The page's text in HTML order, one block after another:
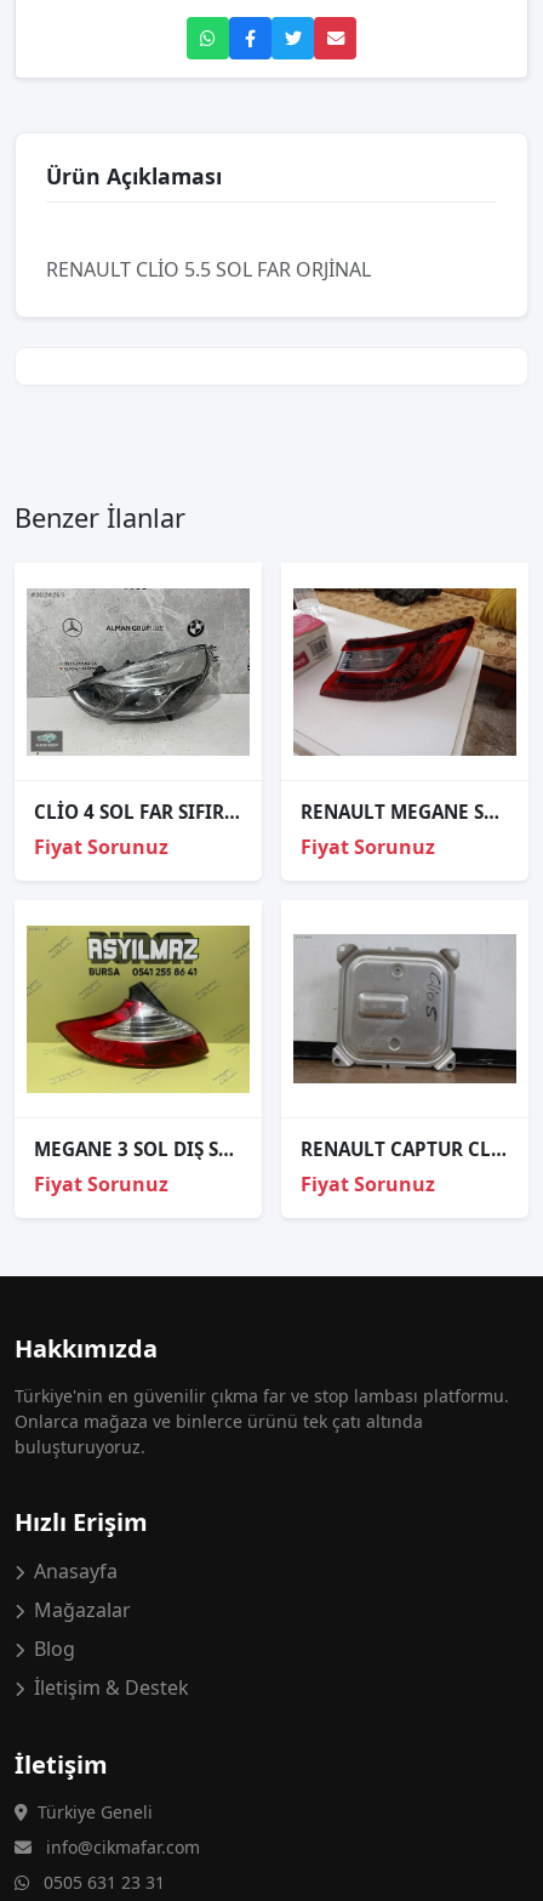
Ürün Açıklaması
RENAULT CLİO 5.5 SOL FAR ORJİNAL
Benzer İlanlar
CLİO 4 SOL FAR SIFIR ORJİNAL
Fiyat Sorunuz
RENAULT MEGANE SAG ARKA STOP
Fiyat Sorunuz
MEGANE 3 SOL DIŞ STOP SIFIR İTHAL
Fiyat Sorunuz
RENAULT CAPTUR CLİO MEGANE TALİSMAN FAR BEYNİ 260556623R
Fiyat Sorunuz
Hakkımızda
Türkiye'nin en güvenilir çıkma far ve stop lambası platformu.
Onlarca mağaza ve binlerce ürünü tek çatı altında
buluşturuyoruz.
Hızlı Erişim
Anasayfa
Mağazalar
Blog
İletişim & Destek
İletişim
Türkiye Geneli
info@cikmafar.com
0505 631 23 31